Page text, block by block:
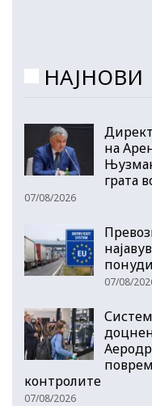
НАЈНОВИ
на
грата
07/08/2026
07/08/
контролите
07/08/2026